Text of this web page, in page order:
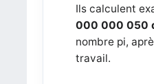
Ils calculent
000 000 050
nombre pi,
travail.